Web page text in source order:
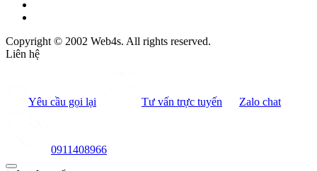
Copyright © 2002 Web4s. All rights reserved.
Liên hệ
Yêu cầu gọi lại Tư vấn trực tuyến Zalo chat
0911408966